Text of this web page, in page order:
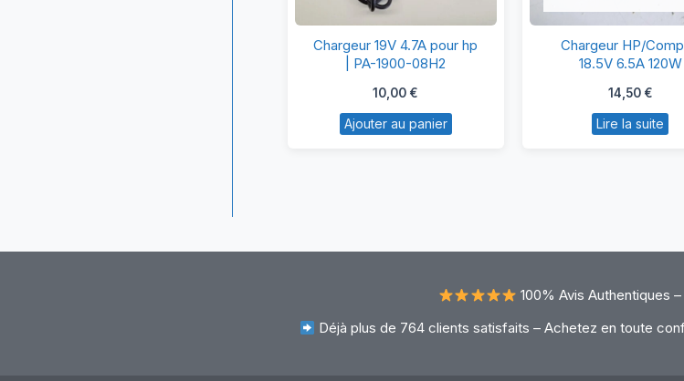
19V
hp
Chargeur 19V 4.7A pour hp
| PA-1900-08H2
10,00 €
Ajouter au panier
HP/
120W
Chargeur HP/
18.5V 6.5A 120W
14,50 €
Lire la suite
100% Avis Authentiques –
Déjà plus de 764 clients satisfaits – Achetez en toute